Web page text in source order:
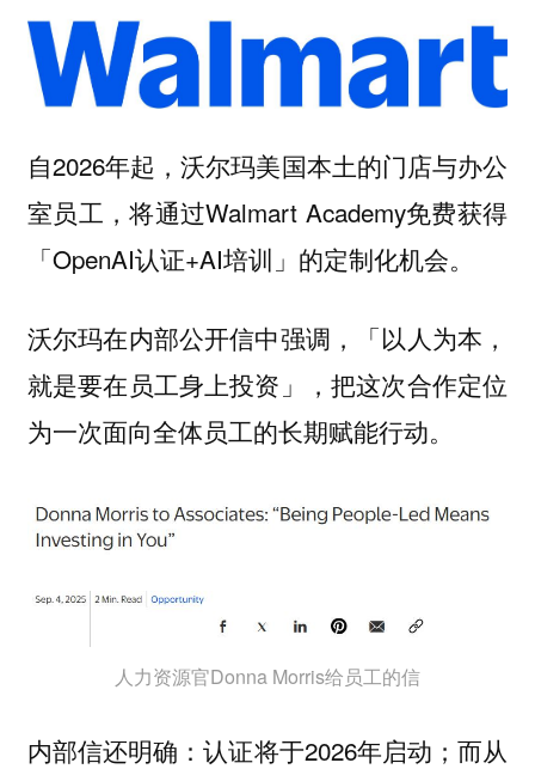
自2026年起，沃尔玛美国本土的门店与办公
室员工，将通过Walmart Academy免费获得
「OpenAI认证+AI培训」的定制化机会。
沃尔玛在内部公开信中强调，「以人为本，
就是要在员工身上投资」，把这次合作定位
为一次面向全体员工的长期赋能行动。
人力资源官Donna Morris给员工的信
内部信还明确：认证将于2026年启动；而从